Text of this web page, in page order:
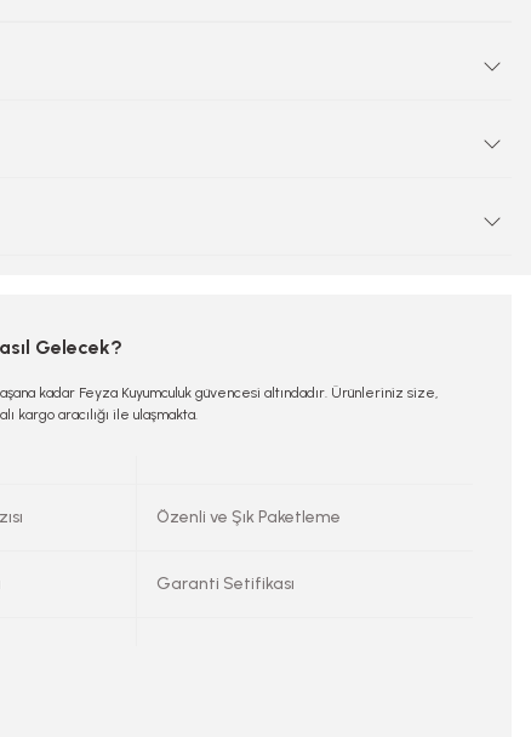
Gelecek?
kadar Feyza Kuyumculuk güvencesi altındadır. Ürünleriniz size,
kargo aracılığı ile ulaşmakta.
Özenli ve Şık Paketleme
Garanti Setifikası